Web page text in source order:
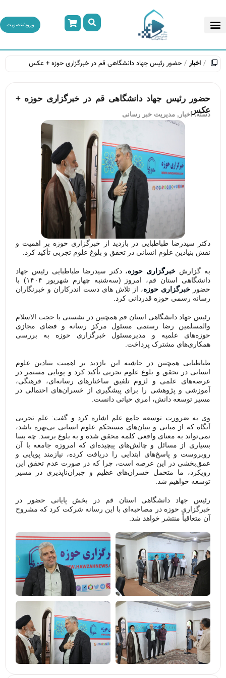
ورود/عضویت
اخبار حضور رئیس جهاد دانشگاهی قم در خبرگزاری حوزه + عکس
حضور رئیس جهاد دانشگاهی قم در خبرگزاری حوزه +
عکس
دسته:اخبار , مدیریت خبر رسانی
دکتر سیدرضا طباطبایی در بازدید از خبرگزاری حوزه‌ بر اهمیت و
نقش بنیادین علوم انسانی در تحقق و بلوغ علوم تجربی تأکید کرد.
به گزارش خبرگزاری حوزه، دکتر سیدرضا طباطبایی رئیس جهاد
دانشگاهی استان قم، امروز (سه‌شنبه چهارم شهریور ۱۴۰۴) با
حضور خبرگزاری حوزه‌، از تلاش های دست اندرکاران و خبرنگاران
رسانه رسمی حوزه قدردانی کرد.
رئیس جهاد دانشگاهی استان قم همچنین در نشستی با حجت الاسلام
والمسلمین رضا رستمی مسئول مرکز رسانه و فضای مجازی
حوزه‌های علمیه و مدیرمسئول خبرگزاری حوزه به بررسی
همکاری‌های مشترک پرداخت.
طباطبایی همچنین در حاشیه این بازدید بر اهمیت بنیادین علوم
انسانی در تحقق و بلوغ علوم تجربی تأکید کرد و پویایی مستمر در
عرصه‌های علمی و لزوم تلفیق ساختارهای رسانه‌ای، فرهنگی،
آموزشی و پژوهشی را برای پیشگیری از خسران‌های احتمالی در
مسیر توسعه دانش، امری حیاتی دانست.
وی به ضرورت توسعه جامع علم اشاره کرد و گفت: علم تجربی
آنگاه که از مبانی و بنیان‌های مستحکم علوم انسانی بی‌بهره باشد،
نمی‌تواند به معنای واقعی کلمه محقق شده و به بلوغ برسد. چه بسا
بسیاری از مسائل و چالش‌های پیچیده‌ای که امروزه جامعه با آن
روبروست و پاسخ‌های ابتدایی را دریافت کرده، نیازمند پویایی و
عمق‌بخشی در این عرصه است، چرا که در صورت عدم تحقق این
رویکرد، ما متحمل خسران‌های عظیم و جبران‌ناپذیری در مسیر
توسعه خواهیم شد.
رئیس جهاد دانشگاهی استان قم در بخش پایانی حضور در
خبرگزاری حوزه در مصاحبه‌ای با این رسانه شرکت کرد که مشروح
آن متعاقباً منتشر خواهد شد.